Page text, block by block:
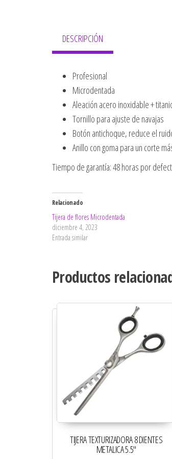
DESCRIPCIÓN
Profesional
Microdentada
Aleación acero inoxidable +
Tornillo para ajuste de navajas
Botón antichoque, reduce el
Anillo con goma para un corte
Tiempo de garantía: 48 horas por
Relacionado
Tijera de flores Microdentada
diciembre 4, 2023
Entrada similar
Productos
TIJERA TEXTURIZADORA 8 DIENTES
METALICA 5.5″